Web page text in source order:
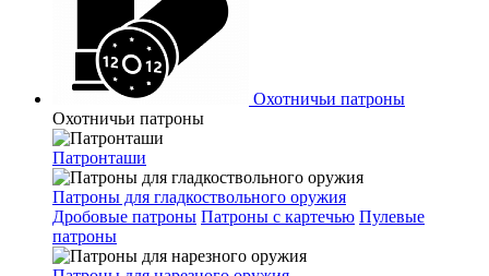
Охотничьи патроны
Охотничьи патроны
Патронташи
Патроны для гладкоствольного оружия
Дробовые патроны Патроны с картечью Пулевые
патроны